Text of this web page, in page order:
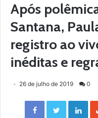
Após
Santana,
registro ao
inéditas e
26 de julho de 2019 0
Facebook Twitter LinkedIn